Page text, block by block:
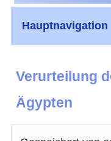
Hauptnavigation
Verurteilung
Ägypten